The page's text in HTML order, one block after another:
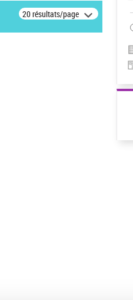
20 résultats/page